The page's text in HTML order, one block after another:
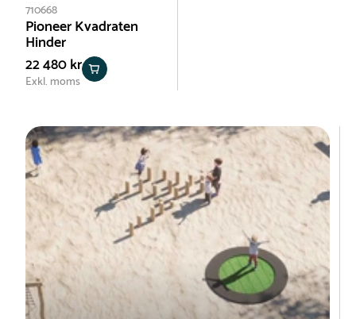
710668
Pioneer Kvadraten
Hinder
22 480 kr
Exkl. moms